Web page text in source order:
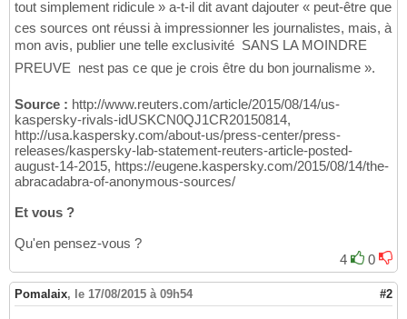
tout simplement ridicule » a-t-il dit avant dajouter « peut-être que
ces sources ont réussi à impressionner les journalistes, mais, à
mon avis, publier une telle exclusivité  SANS LA MOINDRE
PREUVE  nest pas ce que je crois être du bon journalisme ».
Source : http://www.reuters.com/article/2015/08/14/us-
kaspersky-rivals-idUSKCN0QJ1CR20150814,
http://usa.kaspersky.com/about-us/press-center/press-
releases/kaspersky-lab-statement-reuters-article-posted-
august-14-2015, https://eugene.kaspersky.com/2015/08/14/the-
abracadabra-of-anonymous-sources/
Et vous ?
Qu'en pensez-vous ?
4
0
Pomalaix, le 17/08/2015 à 09h54 #2